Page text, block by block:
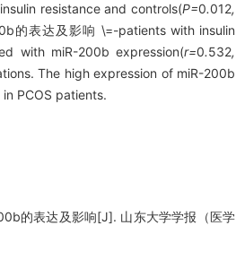
resistance and controls(P=0.012,
的表达及影响 \=-patients with insulin
with miR-200b expression(r=0.532,
The high expression of miR-200b
PCOS patients.
的表达及影响[J]. 山东大学学报（医学